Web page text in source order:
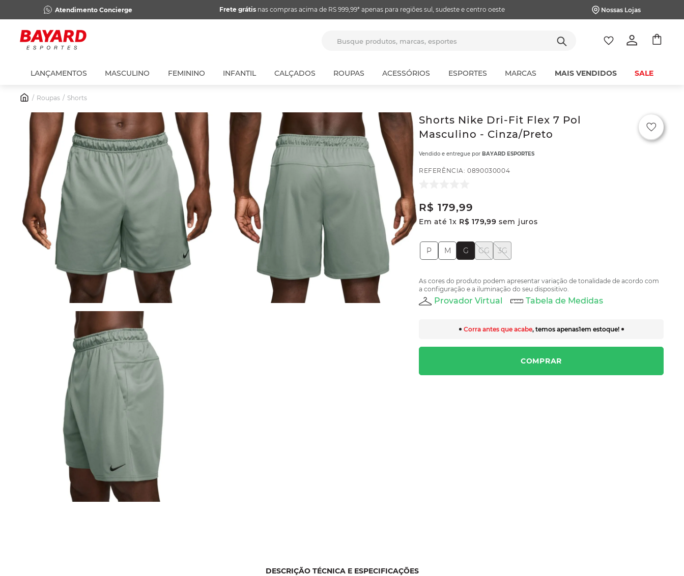
Atendimento Concierge Frete grátisnas compras acima de RS 999,99* apenas para regiões sul, sudeste e centro oeste Nossas Lojas
LANÇAMENTOS MASCULINO FEMININO INFANTIL CALÇADOS ROUPAS ACESSÓRIOS ESPORTES MARCAS MAIS VENDIDOS SALE
Roupas Shorts
Shorts Nike Dri-Fit Flex 7 Pol
Masculino - Cinza/Preto
Vendido e entregue por BAYARD ESPORTES
REFERÊNCIA:0890030004
R$ 179,99
Em até 1x R$ 179,99 sem juros
3G
G GG
M
P
As cores do produto podem apresentar variação de tonalidade de acordo com
a configuração e a iluminação do seu dispositivo.
Provador Virtual Tabela de Medidas
Corra antes que acabe, temos apenas1em estoque!
COMPRAR
DESCRIÇÃO TÉCNICA E ESPECIFICAÇÕES